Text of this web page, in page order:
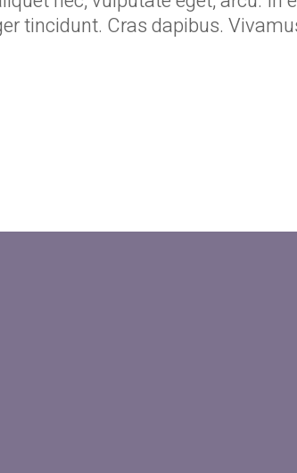
tincidunt. Cras dapibus.